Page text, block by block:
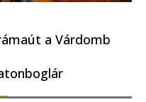
a Várdomb